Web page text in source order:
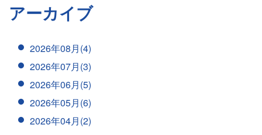
アーカイブ
2026年08月(4)
2026年07月(3)
2026年06月(5)
2026年05月(6)
2026年04月(2)